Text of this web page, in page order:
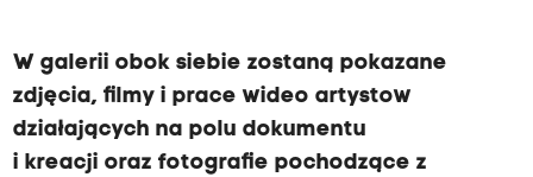
W galerii obok siebie zostaną pokazane
zdjęcia, filmy i prace wideo artystow
działających na polu dokumentu
i kreacji oraz fotografie pochodzące z